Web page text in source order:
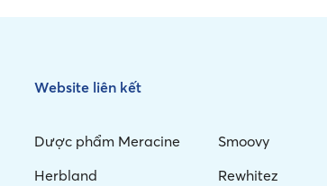
Website liên kết
Dược phẩm Meracine
Herbland
Smoovy
Rewhitez